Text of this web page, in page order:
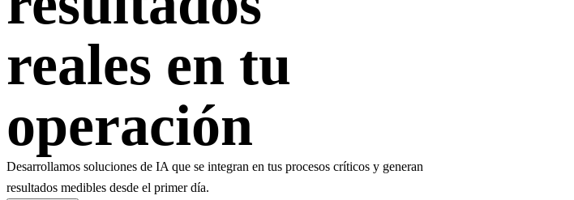
reales en tu
operación
Desarrollamos soluciones de IA que se integran en tus procesos críticos y generan
resultados medibles desde el primer día.